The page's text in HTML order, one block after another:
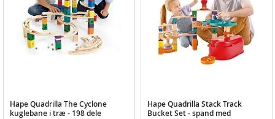
Hape Quadrilla The Cyclone
kuglebane i træ - 198 dele
Hape Quadrilla Stack Track
Bucket Set - spand med